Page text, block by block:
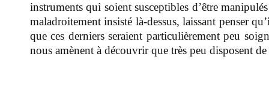
instruments qui soient susceptibles d’être
maladroitement insisté là-dessus, laissant penser
que ces derniers seraient particulièrement peu
nous amènent à découvrir que très peu disposent